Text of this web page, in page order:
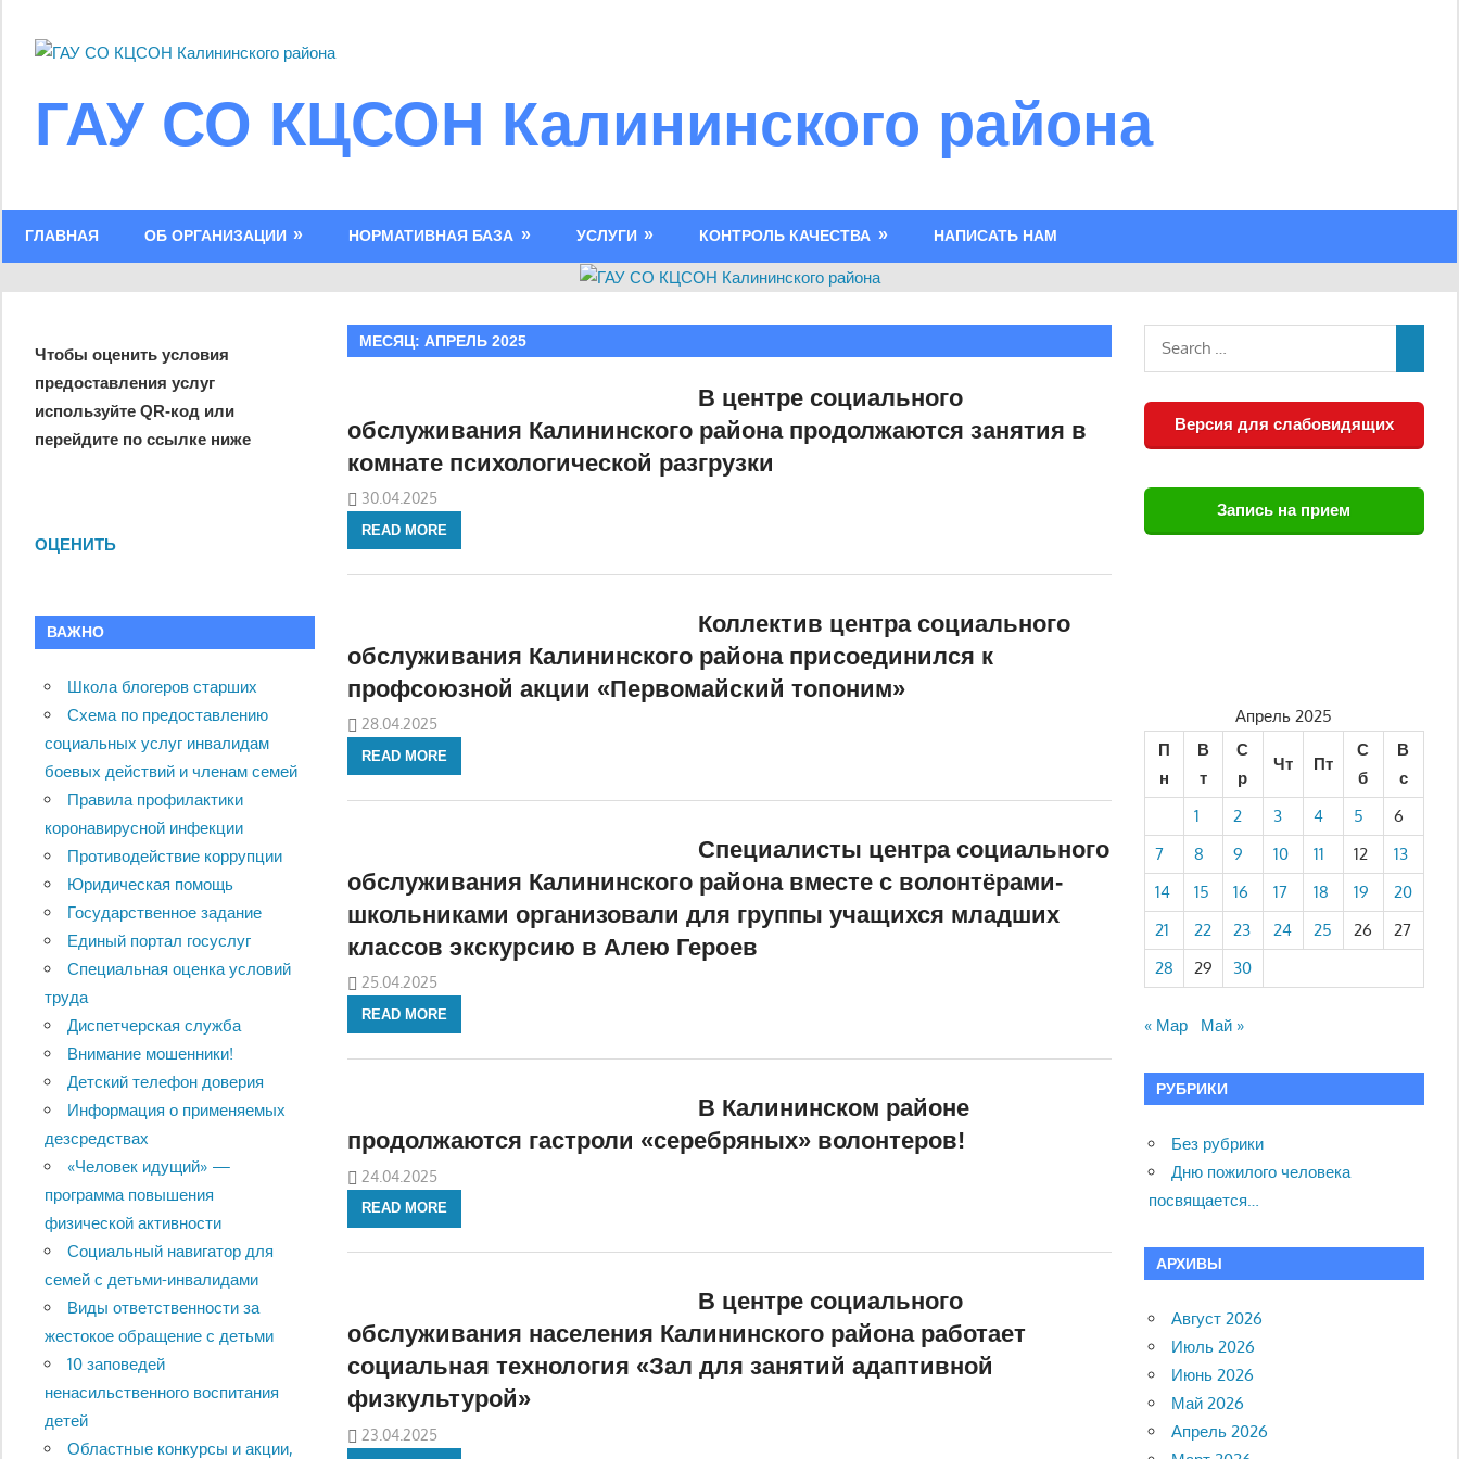
ГАУ СО КЦСОН Калининского района
ГЛАВНАЯ ОБ ОРГАНИЗАЦИИ НОРМАТИВНАЯ БАЗА УСЛУГИ КОНТРОЛЬ КАЧЕСТВА НАПИСАТЬ НАМ
МЕСЯЦ:АПРЕЛЬ 2025
В центре социального
обслуживания Калининского района продолжаются занятия в
комнате психологической разгрузки
30.04.2025
READ MORE
Коллектив центра социального
обслуживания Калининского района присоединился к
профсоюзной акции «Первомайский топоним»
28.04.2025
READ MORE
Специалисты центра социального
обслуживания Калининского района вместе с волонтёрами-
школьниками организовали для группы учащихся младших
классов экскурсию в Алею Героев
25.04.2025
READ MORE
В Калининском районе
продолжаются гастроли «серебряных» волонтеров!
24.04.2025
READ MORE
В центре социального
обслуживания населения Калининского района работает
социальная технология «Зал для занятий адаптивной
физкультурой»
23.04.2025
Чтобы оценить условия
предоставления услуг
используйте QR-код или
перейдите по ссылке ниже
ОЦЕНИТЬ
ВАЖНО
Школа блогеров старших
Схема по предоставлению
социальных услуг инвалидам
боевых действий и членам семей
Правила профилактики
коронавирусной инфекции
Противодействие коррупции
Юридическая помощь
Государственное задание
Единый портал госуслуг
Специальная оценка условий
труда
Диспетчерская служба
Внимание мошенники!
Детский телефон доверия
Информация о применяемых
дезсредствах
«Человек идущий» —
программа повышения
физической активности
Социальный навигатор для
семей с детьми-инвалидами
Виды ответственности за
жестокое обращение с детьми
10 заповедей
ненасильственного воспитания
детей
Областные конкурсы и акции,
Версия для слабовидящих
Запись на прием
Апрель 2025
П
н
В
т
С
р
Чт Пт
С
б
В
с
1 2 3 4 5
6
7
8 9 10 11 12
13
14
15 16 17 18 19
20
21
22 23 24 25 26
27
28
29 30
« Мар Май »
РУБРИКИ
Без рубрики
Дню пожилого человека
посвящается…
АРХИВЫ
Август 2026
Июль 2026
Июнь 2026
Май 2026
Апрель 2026